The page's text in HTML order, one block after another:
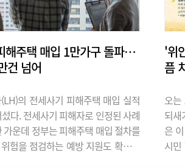
해주택 매입 1만가구 돌파…
건 넘어
의 전세사기 피해주택 매입 실적
다. 전세사기 피해자로 인정된 사례
가운데 정부는 피해주택 매입 절차를
험을 점검하는 예방 지원도 확대하
'위
픔
오는
되새
은
시민